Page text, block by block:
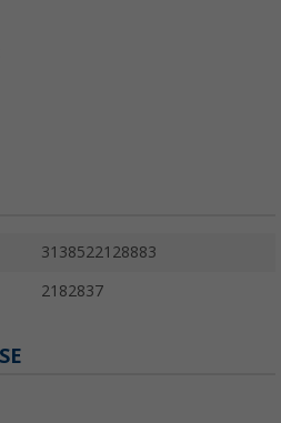
3138522128883
2182837